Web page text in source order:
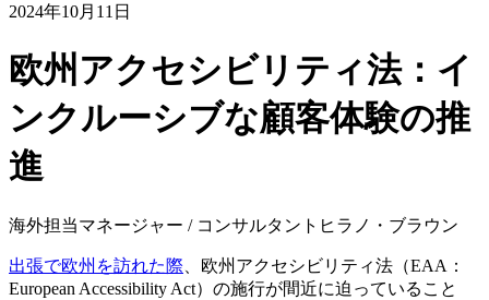
2024年10月11日
欧州アクセシビリティ法：イ
ンクルーシブな顧客体験の推
進
海外担当マネージャー / コンサルタント ヒラノ・ブラウン
出張で欧州を訪れた際 、欧州アクセシビリティ法（EAA：
European Accessibility Act）の施行が間近に迫っていること